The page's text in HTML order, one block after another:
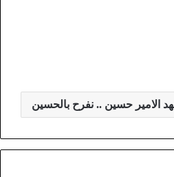
الامير حسين .. نفرح بالحسين